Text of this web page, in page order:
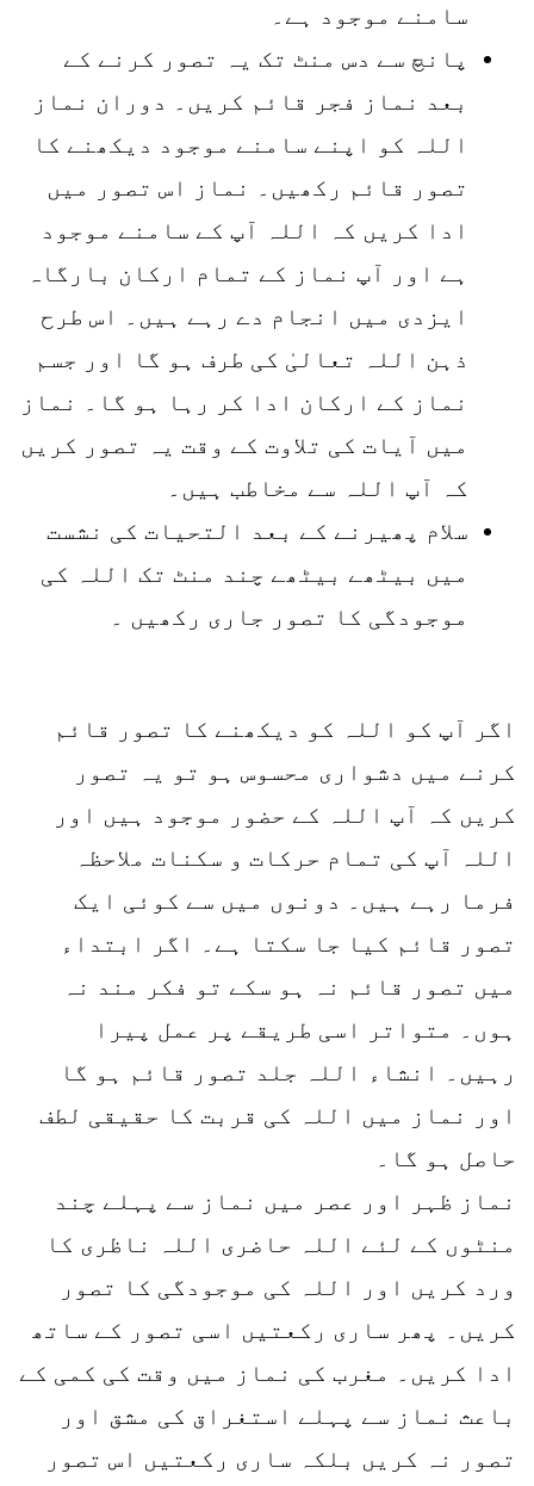
سامنے موجود ہے۔
پانچ سے دس منٹ تک یہ تصور کرنے کے
بعد نماز فجر قائم کریں۔ دوران نماز
اللہ کو اپنے سامنے موجود دیکھنے کا
تصور قائم رکھیں۔ نماز اس تصور میں
ادا کریں کہ اللہ آپ کے سامنے موجود
ہے اور آپ نماز کے تمام ارکان بارگاہ
ایزدی میں انجام دے رہے ہیں۔ اس طرح
ذہن اللہ تعالیٰ کی طرف ہو گا اور جسم
نماز کے ارکان ادا کر رہا ہو گا۔ نماز
میں آیات کی تلاوت کے وقت یہ تصور کریں
کہ آپ اللہ سے مخاطب ہیں۔
سلام پھیرنے کے بعد التحیات کی نشست
میں بیٹھے بیٹھے چند منٹ تک اللہ کی
موجودگی کا تصور جاری رکھیں ۔
اگر آپ کو اللہ کو دیکھنے کا تصور قائم
کرنے میں دشواری محسوس ہو تو یہ تصور
کریں کہ آپ اللہ کے حضور موجود ہیں اور
اللہ آپ کی تمام حرکات و سکنات ملاحظہ
فرما رہے ہیں۔ دونوں میں سے کوئی ایک
تصور قائم کیا جا سکتا ہے۔ اگر ابتداء
میں تصور قائم نہ ہو سکے تو فکر مند نہ
ہوں۔ متواتر اسی طریقے پر عمل پیرا
رہیں۔ انشاء اللہ جلد تصور قائم ہو گا
اور نماز میں اللہ کی قربت کا حقیقی لطف
حاصل ہو گا۔
نماز ظہر اور عصر میں نماز سے پہلے چند
منٹوں کے لئے اللہ حاضری اللہ ناظری کا
ورد کریں اور اللہ کی موجودگی کا تصور
کریں۔ پھر ساری رکعتیں اسی تصور کے ساتھ
ادا کریں۔ مغرب کی نماز میں وقت کی کمی کے
باعث نماز سے پہلے استغراق کی مشق اور
تصور نہ کریں بلکہ ساری رکعتیں اس تصور